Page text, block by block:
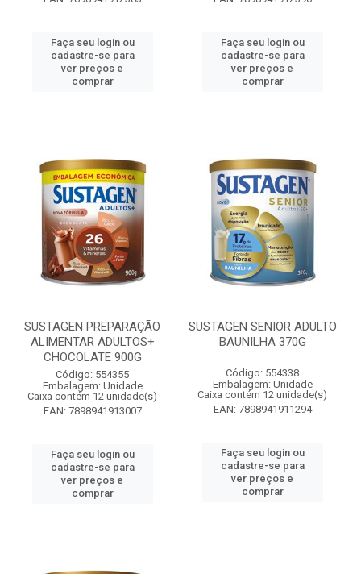
Faça seu login ou
cadastre-se para
ver preços e
comprar
Faça seu login ou
cadastre-se para
ver preços e
comprar
SUSTAGEN PREPARAÇÃO
ALIMENTAR ADULTOS+
CHOCOLATE 900G
Código: 554355
Embalagem: Unidade
Caixa contém 12 unidade(s)
EAN: 7898941913007
Faça seu login ou
cadastre-se para
ver preços e
comprar
SUSTAGEN SENIOR ADULTO
BAUNILHA 370G
Código: 554338
Embalagem: Unidade
Caixa contém 12 unidade(s)
EAN: 7898941911294
Faça seu login ou
cadastre-se para
ver preços e
comprar